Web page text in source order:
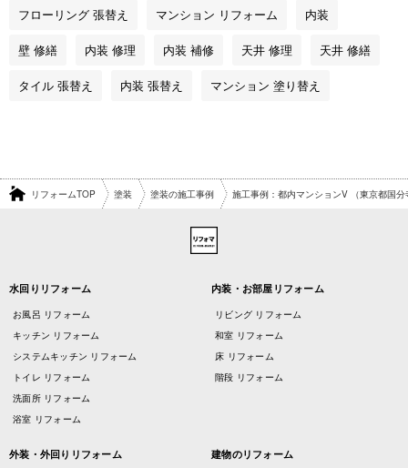
フローリング 張替え マンション リフォーム 内装
壁 修繕 内装 修理 内装 補修 天井 修理 天井 修繕
タイル 張替え 内装 張替え マンション 塗り替え
リフォームTOP 塗装 塗装の施工事例 施工事例：都内マンションV （東京都国分
水回りリフォーム
お風呂 リフォーム
キッチン リフォーム
システムキッチン リフォーム
トイレ リフォーム
洗面所 リフォーム
浴室 リフォーム
内装・お部屋リフォーム
リビング リフォーム
和室 リフォーム
床 リフォーム
階段 リフォーム
外装・外回りリフォーム 建物のリフォーム